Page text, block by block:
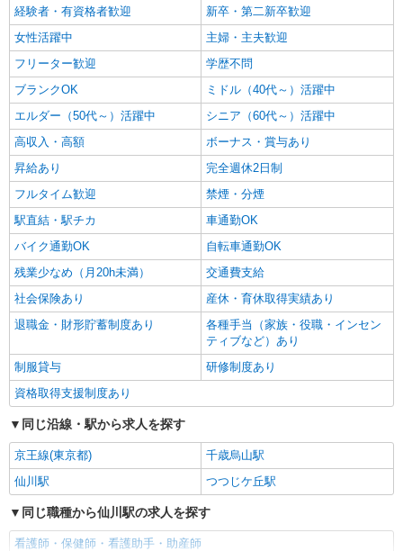
株式会社トラストグロース 新宿本社 第2営業部
病棟での看護助手
時給：1226円〜1300円 ※資格や経験などに
東京都調布市
キープ 詳細を見る
経験者・有資格者歓迎
新卒・第二新卒歓迎
女性活躍中
主婦・主夫歓迎
フリーター歓迎
学歴不問
ブランクOK
ミドル（40代～）活躍中
エルダー（50代～）活躍中
シニア（60代～）活躍中
高収入・高額
ボーナス・賞与あり
昇給あり
完全週休2日制
フルタイム歓迎
禁煙・分煙
駅直結・駅チカ
車通勤OK
バイク通勤OK
自転車通勤OK
残業少なめ（月20h未満）
交通費支給
社会保険あり
産休・育休取得実績あり
退職金・財形貯蓄制度あり
各種手当（家族・役職・インセン
ティブなど）あり
制服貸与
研修制度あり
資格取得支援制度あり
同じ沿線・駅から求人を探す
京王線(東京都)
千歳烏山駅
仙川駅
つつじケ丘駅
同じ職種から仙川駅の求人を探す
看護師・保健師・看護助手・助産師